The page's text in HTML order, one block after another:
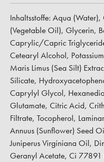
Inhaltsstoffe: Aqua
(Vegetable Oil), Glycerin,
Caprylic/Capric
Cetearyl Alcohol,
Maris Limus (Sea Silt)
Silicate,
Caprylyl Glycol,
Glutamate, Citric Acid,
Filtrate, Tocopherol,
Annuus (Sunflower) Seed
Juniperus Virginiana Oil,
Geranyl Acetate, Ci